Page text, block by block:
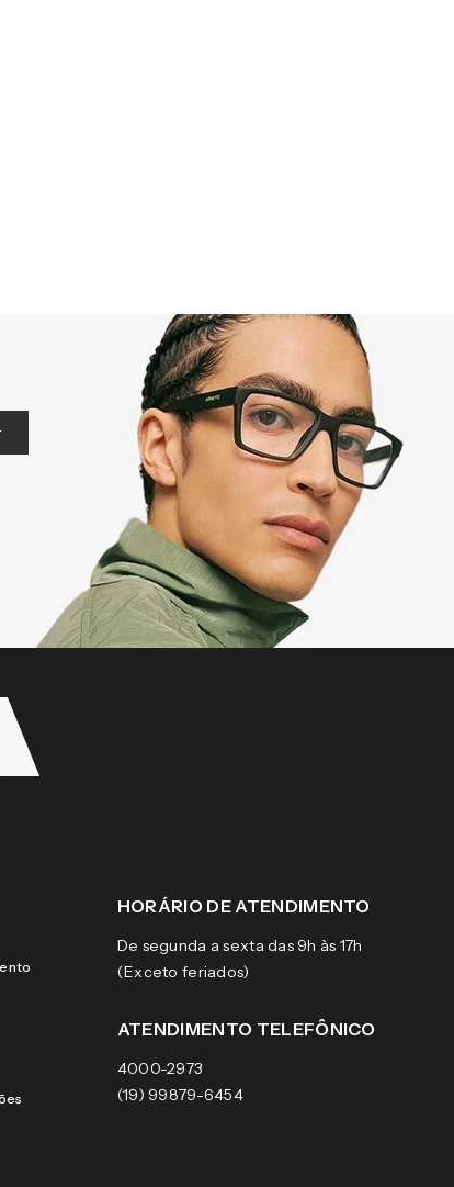
HORÁRIO DE ATENDIMENTO
De segunda a sexta das 9h às 17h
(Exceto feriados)
ATENDIMENTO TELEFÔNICO
4000-2973
(19) 99879-6454